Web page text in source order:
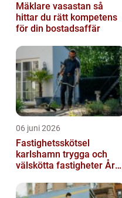
Mäklare vasastan så
hittar du rätt kompetens
för din bostadsaffär
06 juni 2026
Fastighetsskötsel
karlshamn trygga och
välskötta fastigheter Året